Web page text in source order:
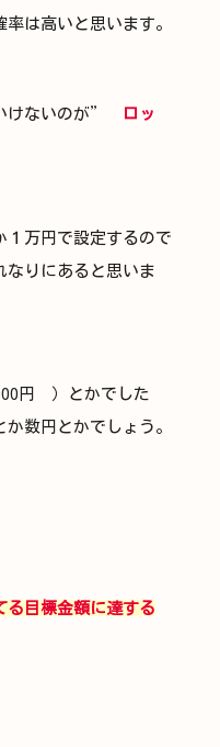
は高いと思います。
けないのが”
ロッ
１万円で設定するので
なりにあると思いま
円 ）とかでした
数円とかでしょう。
る目標金額に達する